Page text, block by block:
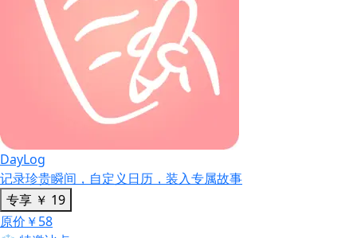
DayLog
记录珍贵瞬间，自定义日历，装入专属故事
专享 ￥ 19
原价￥58